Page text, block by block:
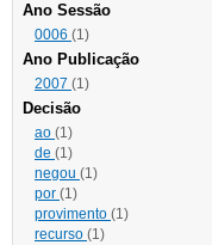
Ano Sessão
0006 (1)
Ano Publicação
2007 (1)
Decisão
ao (1)
de (1)
negou (1)
por (1)
provimento (1)
recurso (1)